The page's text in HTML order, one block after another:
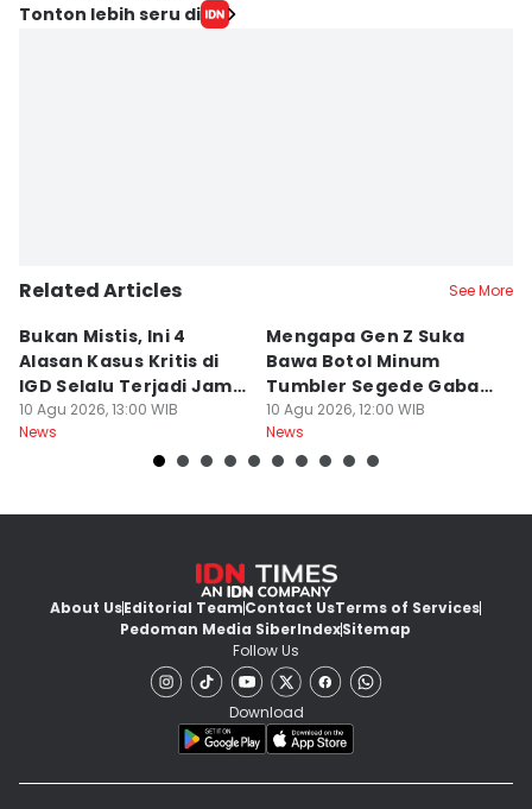
Tonton lebih seru di
Related Articles See More
Bukan Mistis, Ini 4
Alasan Kasus Kritis di
IGD Selalu Terjadi Jam 3
Pagi: Misteri?
10 Agu 2026, 13:00 WIB
News
Mengapa Gen Z Suka
Bawa Botol Minum
Tumbler Segede Gaban
ke Meja Meeting? Ini
Fakta Uniknya
10 Agu 2026, 12:00 WIB
News
About UsEditorial TeamContact UsTerms of Services
Pedoman Media SiberIndexSitemap
Follow Us
Download